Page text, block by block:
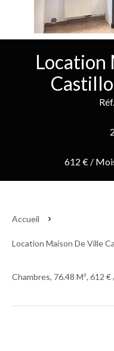
Location
612 € /
Accueil
Location Maison De Ville
Chambres, 76.48 M², 612